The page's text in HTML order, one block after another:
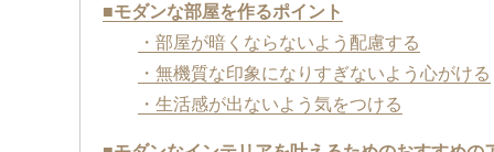
■モダンな部屋を作るポイント
・部屋が暗くならないよう配慮する
・無機質な印象になりすぎないよう心がける
・生活感が出ないよう気をつける